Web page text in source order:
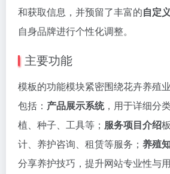
和获取信息，并预留了丰富的自定
自身品牌进行个性化调整。
主要功能
模板的功能模块紧密围绕花卉养殖
包括： 产品展示系统，用于详细分
植、种子、工具等； 服务项目介绍
计、养护咨询、租赁等服务； 养殖
分享养护技巧，提升网站专业性与